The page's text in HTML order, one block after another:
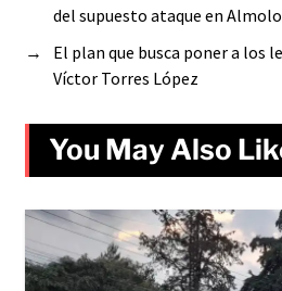
del supuesto ataque en
→
El plan que busca poner a los
Víctor Torres López
You May Also